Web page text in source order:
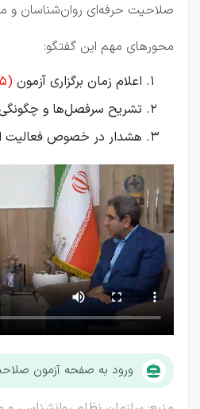
صلاحیت حرفه‌ای روان‌شناسان و
محورهای مهم این گفتگو:
اعلام زمان برگزاری آزمون (25 تیر 1405)
تشریح سرفصل‌ها و
هشدار در خصوص فعالیت
ورود به صفحه آزمون